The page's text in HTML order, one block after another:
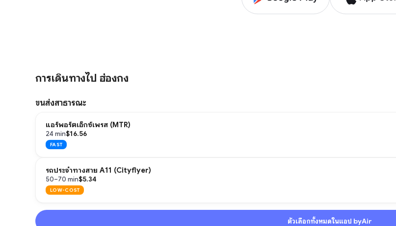
การเดินทางไป ฮ่องกง
ขนส่งสาธารณะ
แอร์พอร์ตเอ็กซ์เพรส (MTR)
24 min$16.56
FAST
รถประจำทางสาย A11 (Cityflyer)
50–70 min$5.34
LOW-COST
ตัวเลือกทั้งหมดในแอป byAir